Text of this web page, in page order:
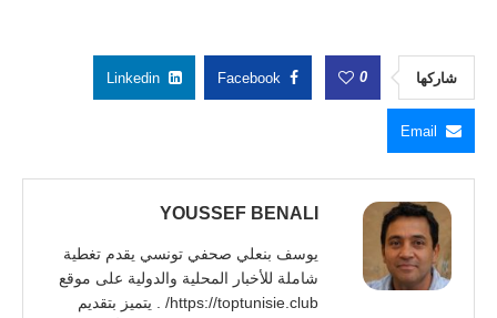
شاركها 0
Facebook
Linkedin
Email
YOUSSEF BENALI
يوسف بنعلي صحفي تونسي يقدم تغطية
شاملة للأخبار المحلية والدولية على موقع
https://toptunisie.club/ . يتميز بتقديم